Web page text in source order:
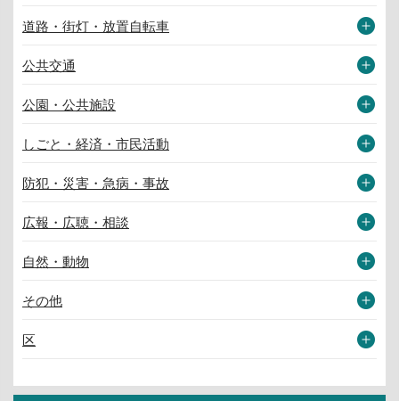
道路・街灯・放置自転車
公共交通
公園・公共施設
しごと・経済・市民活動
防犯・災害・急病・事故
広報・広聴・相談
自然・動物
その他
区